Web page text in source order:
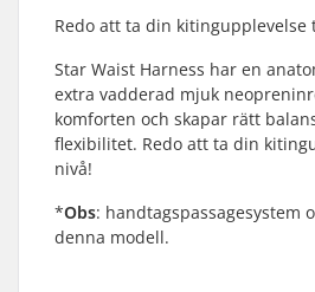
Redo att ta din kitingupplevelse
Star Waist Harness har en
extra vadderad mjuk
komforten och skapar rätt
flexibilitet. Redo att ta din
nivå!
*Obs: handtagspassagesystem
denna modell.